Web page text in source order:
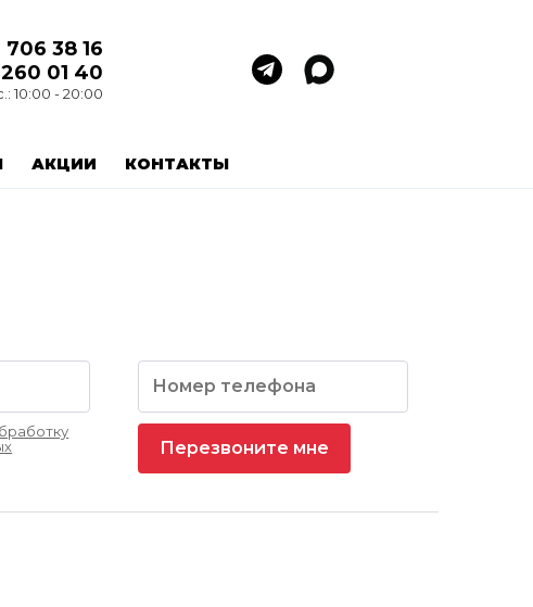
38 16
01 40
10:00 - 20:00
АКЦИИ КОНТАКТЫ